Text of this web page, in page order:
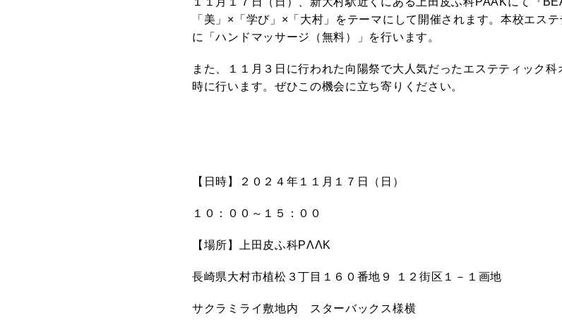
「美」×「学び」×「大村」をテーマにして開催されます。本校エス
に「ハンドマッサージ（無料）」を行います。
また、１１月３日に行われた向陽祭で大人気だったエステティック
時に行います。ぜひこの機会に立ち寄りください。
【日時】２０２４年１１月１７日（日）
１０：００～１５：００
【場所】上田皮ふ科PΛΛK
長崎県大村市植松３丁目１６０番地９ １２街区１－１画地
サクラミライ敷地内 スターバックス様横